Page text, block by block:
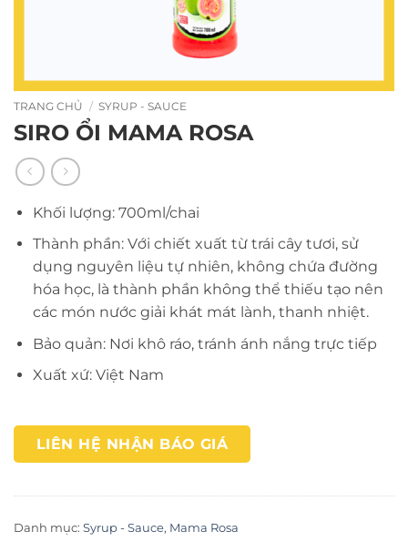
TRANG CHỦ / SYRUP - SAUCE
SIRO ỔI MAMA ROSA
Khối lượng: 700ml/chai
Thành phần: Với chiết xuất từ trái cây tươi, sử
dụng nguyên liệu tự nhiên, không chứa đường
hóa học, là thành phần không thể thiếu tạo nên
các món nước giải khát mát lành, thanh nhiệt.
Bảo quản: Nơi khô ráo, tránh ánh nắng trực tiếp
Xuất xứ: Việt Nam
LIÊN HỆ NHẬN BÁO GIÁ
Danh mục: Syrup - Sauce, Mama Rosa